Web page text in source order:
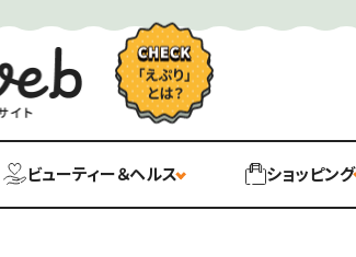
ビューティー＆ヘルス ショッピング